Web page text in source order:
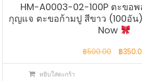
HM-A0003-02-100P ตะขอ
กุญแจ ตะขอก้ามปู สีขาว (100อั
Now
฿500.00
price
฿
หยิบใส่ตะกร้า